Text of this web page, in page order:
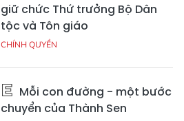
giữ chức Thứ trưởng Bộ Dân
tộc và Tôn giáo
CHÍNH QUYỀN
Mỗi con đường - một bước
chuyển của Thành Sen